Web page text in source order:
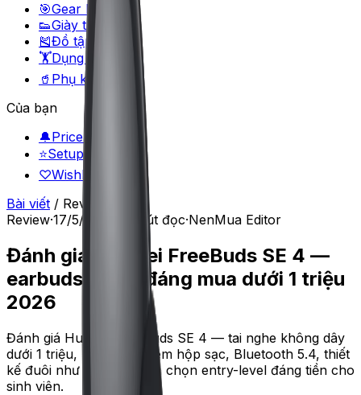
🎯Gear Matcher
👟Giày thể thao
🎽Đồ tập
🏋️Dụng cụ
🥤 Phụ kiện
Của bạn
🔔Price alerts
⭐Setup đã lưu
♡Wishlist
Bài viết / Review
Review·17/5/2026 phút đọc·NenMua Editor
Đánh giá Huawei FreeBuds SE 4 —
earbuds giá rẻ đáng mua dưới 1 triệu
2026
Đánh giá Huawei FreeBuds SE 4 — tai nghe không dây
dưới 1 triệu, pin 40 giờ kèm hộp sạc, Bluetooth 5.4, thiết
kế đuôi như AirPods. Lựa chọn entry-level đáng tiền cho
sinh viên.